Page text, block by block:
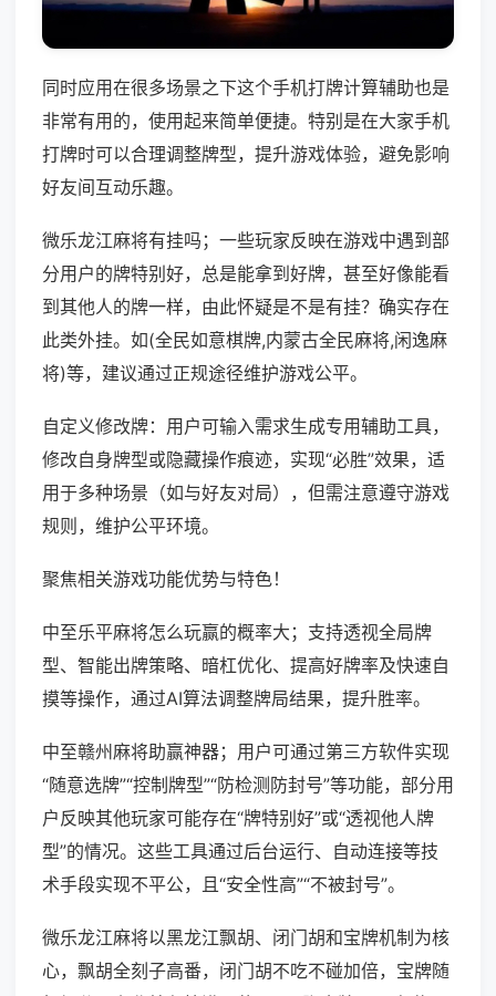
同时应用在很多场景之下这个手机打牌计算辅助也是
非常有用的，使用起来简单便捷。特别是在大家手机
打牌时可以合理调整牌型，提升游戏体验，避免影响
好友间互动乐趣。
微乐龙江麻将有挂吗；一些玩家反映在游戏中遇到部
分用户的牌特别好，总是能拿到好牌，甚至好像能看
到其他人的牌一样，由此怀疑是不是有挂？确实存在
此类外挂。如(全民如意棋牌,内蒙古全民麻将,闲逸麻
将)等，建议通过正规途径维护游戏公平。
自定义修改牌：用户可输入需求生成专用辅助工具，
修改自身牌型或隐藏操作痕迹，实现“必胜”效果，适
用于多种场景（如与好友对局），但需注意遵守游戏
规则，维护公平环境。
聚焦相关游戏功能优势与特色！
中至乐平麻将怎么玩赢的概率大；支持透视全局牌
型、智能出牌策略、暗杠优化、提高好牌率及快速自
摸等操作，通过AI算法调整牌局结果，提升胜率。
中至赣州麻将助赢神器；用户可通过第三方软件实现
“随意选牌”“控制牌型”“防检测防封号”等功能，部分用
户反映其他玩家可能存在“牌特别好”或“透视他人牌
型”的情况。这些工具通过后台运行、自动连接等技
术手段实现不平公，且“安全性高”“不被封号”。
微乐龙江麻将以黑龙江飘胡、闭门胡和宝牌机制为核
心，飘胡全刻子高番，闭门胡不吃不碰加倍，宝牌随